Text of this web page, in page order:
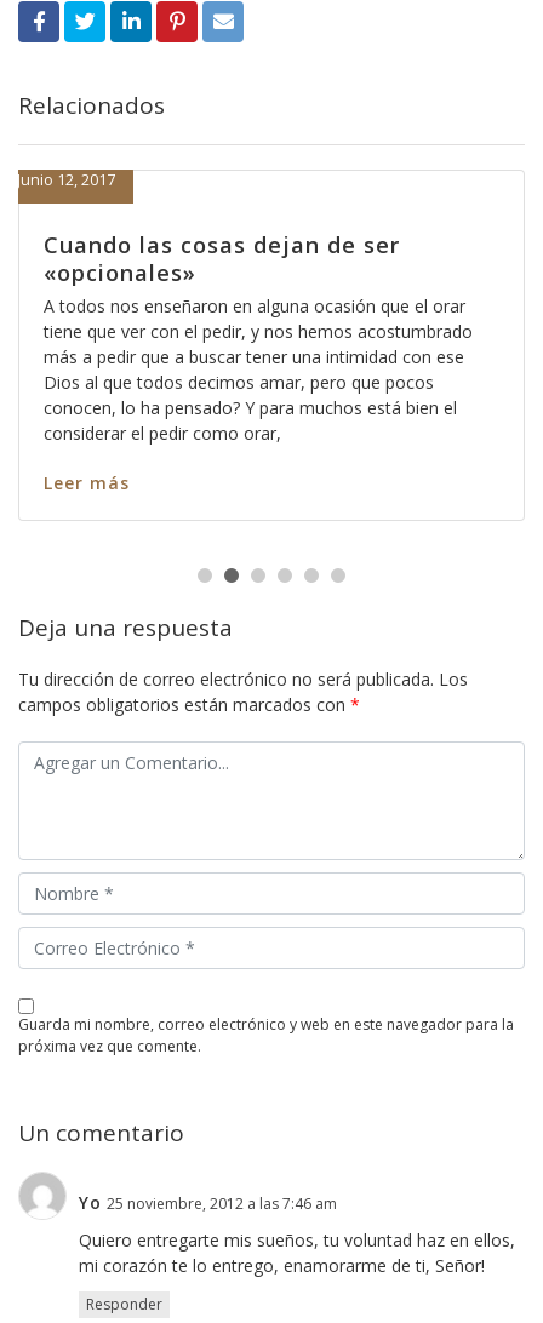
Relacionados
Cuando las cosas dejan de ser
«opcionales»
Junio 12, 2017
A todos nos enseñaron en alguna ocasión que el orar
tiene que ver con el pedir, y nos hemos acostumbrado
más a pedir que a buscar tener una intimidad con ese
Dios al que todos decimos amar, pero que pocos
conocen, lo ha pensado? Y para muchos está bien el
considerar el pedir como orar,
Leer más
Deja una respuesta
Tu dirección de correo electrónico no será publicada. Los
campos obligatorios están marcados con *
guarda mi nombre, correo electrónico y web en este navegador para la
próxima vez que comente.
Un comentario
Yo 25 noviembre, 2012 a las 7:46 am
Quiero entregarte mis sueños, tu voluntad haz en ellos,
mi corazón te lo entrego, enamorarme de ti, Señor!
Responder